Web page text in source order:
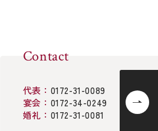
Contact
代表： 0172-31-0089
宴会： 0172-34-0249
婚礼： 0172-31-0081